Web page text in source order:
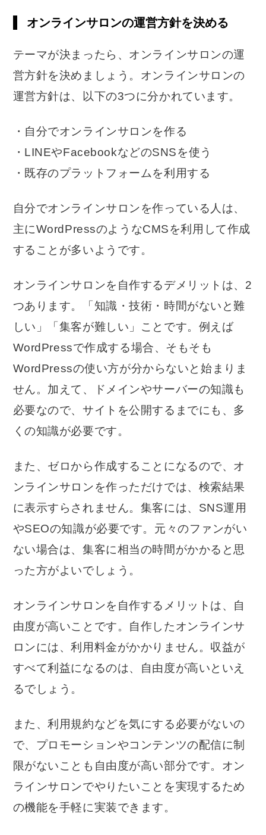
オンラインサロンの運営方針を決める
テーマが決まったら、オンラインサロンの運
営方針を決めましょう。オンラインサロンの
運営方針は、以下の3つに分かれています。
・自分でオンラインサロンを作る
・LINEやFacebookなどのSNSを使う
・既存のプラットフォームを利用する
自分でオンラインサロンを作っている人は、
主にWordPressのようなCMSを利用して作成
することが多いようです。
オンラインサロンを自作するデメリットは、2
つあります。「知識・技術・時間がないと難
しい」「集客が難しい」ことです。例えば
WordPressで作成する場合、そもそも
WordPressの使い方が分からないと始まりま
せん。加えて、ドメインやサーバーの知識も
必要なので、サイトを公開するまでにも、多
くの知識が必要です。
また、ゼロから作成することになるので、オ
ンラインサロンを作っただけでは、検索結果
に表示すらされません。集客には、SNS運用
やSEOの知識が必要です。元々のファンがい
ない場合は、集客に相当の時間がかかると思
った方がよいでしょう。
オンラインサロンを自作するメリットは、自
由度が高いことです。自作したオンラインサ
ロンには、利用料金がかかりません。収益が
すべて利益になるのは、自由度が高いといえ
るでしょう。
また、利用規約などを気にする必要がないの
で、プロモーションやコンテンツの配信に制
限がないことも自由度が高い部分です。オン
ラインサロンでやりたいことを実現するため
の機能を手軽に実装できます。